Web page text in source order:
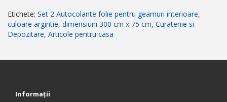
Etichete: Set 2 Autocolante folie pentru geamuri interioare,
culoare argintie, dimensiuni 300 cm x 75 cm, Curatenie si
Depozitare, Articole pentru casa
Informaţii